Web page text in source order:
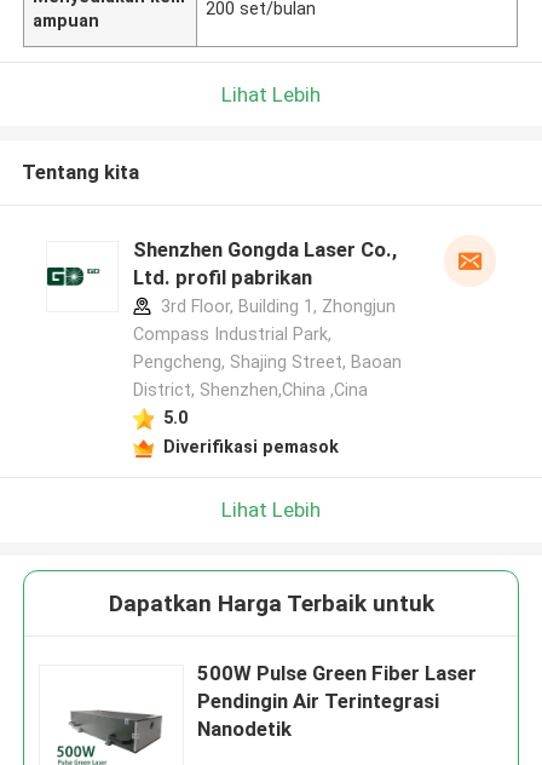
ampuan
200 set/bulan
Lihat Lebih
Tentang kita
Shenzhen Gongda Laser Co.,
Ltd. profil pabrikan
3rd Floor, Building 1, Zhongjun
Compass Industrial Park,
Pengcheng, Shajing Street, Baoan
District, Shenzhen,China ,Cina
5.0
Diverifikasi pemasok
Lihat Lebih
Dapatkan Harga Terbaik untuk
500W Pulse Green Fiber Laser
Pendingin Air Terintegrasi
Nanodetik